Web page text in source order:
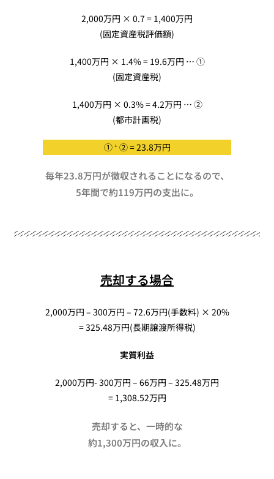
2,000万円 × 0.7 = 1,400万円
(固定資産税評価額)
1,400万円 × 1.4% = 19.6万円 … ①
(固定資産税)
1,400万円 × 0.3% = 4.2万円 … ②
(都市計画税)
① ⁺ ② = 23.8万円
毎年23.8万円が徴収されることになるので、
5年間で約119万円の支出に。
売却する場合
2,000万円 – 300万円 – 72.6万円(手数料) × 20%
= 325.48万円(長期譲渡所得税)
実質利益
2,000万円- 300万円 – 66万円 – 325.48万円
= 1,308.52万円
売却すると、一時的な
約1,300万円の収入に。